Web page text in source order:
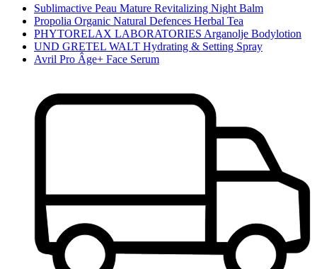
Sublimactive Peau Mature Revitalizing Night Balm
Propolia Organic Natural Defences Herbal Tea
PHYTORELAX LABORATORIES Arganolje Bodylotion
UND GRETEL WALT Hydrating & Setting Spray
Avril Pro Âge+ Face Serum